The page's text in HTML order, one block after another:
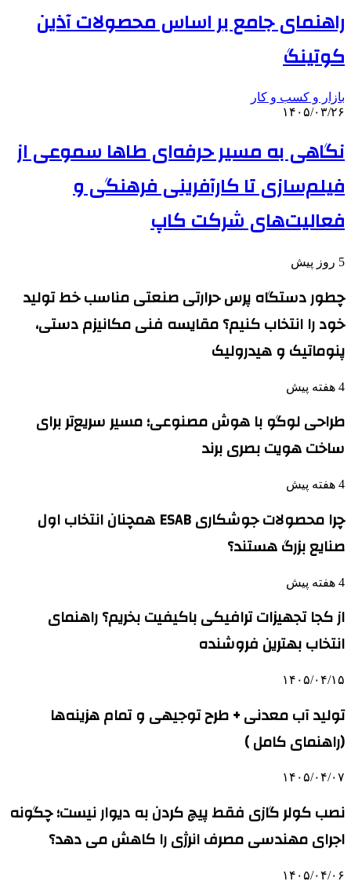
راهنمای جامع بر اساس محصولات آذین
کوتینگ
بازار و کسب و کار
۱۴۰۵/۰۳/۲۶
نگاهی به مسیر حرفه‌ای طاها سموعی از
فیلم‌سازی تا کارآفرینی فرهنگی و
فعالیت‌های شرکت کاپ
5 روز پیش
چطور دستگاه پرس حرارتی صنعتی مناسب خط تولید
خود را انتخاب کنیم؟ مقایسه فنی مکانیزم دستی،
پنوماتیک و هیدرولیک
4 هفته پیش
طراحی لوگو با هوش مصنوعی؛ مسیر سریع‌تر برای
ساخت هویت بصری برند
4 هفته پیش
چرا محصولات جوشکاری ESAB همچنان انتخاب اول
صنایع بزرگ هستند؟
4 هفته پیش
از کجا تجهیزات ترافیکی باکیفیت بخریم؟ راهنمای
انتخاب بهترین فروشنده
۱۴۰۵/۰۴/۱۵
تولید آب معدنی + طرح توجیهی و تمام هزینه‌ها
(راهنمای کامل )
۱۴۰۵/۰۴/۰۷
نصب کولر گازی فقط پیچ کردن به دیوار نیست؛ چگونه
اجرای مهندسی مصرف انرژی را کاهش می دهد؟
۱۴۰۵/۰۴/۰۶